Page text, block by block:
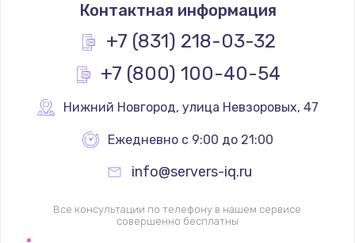
Контактная информация
+7 (831) 218-03-32
+7 (800) 100-40-54
Нижний Новгород, улица Невзоровых, 47
Ежедневно с 9:00 до 21:00
info@servers-iq.ru
Все консультации по телефону в нашем сервисе
совершенно бесплатны